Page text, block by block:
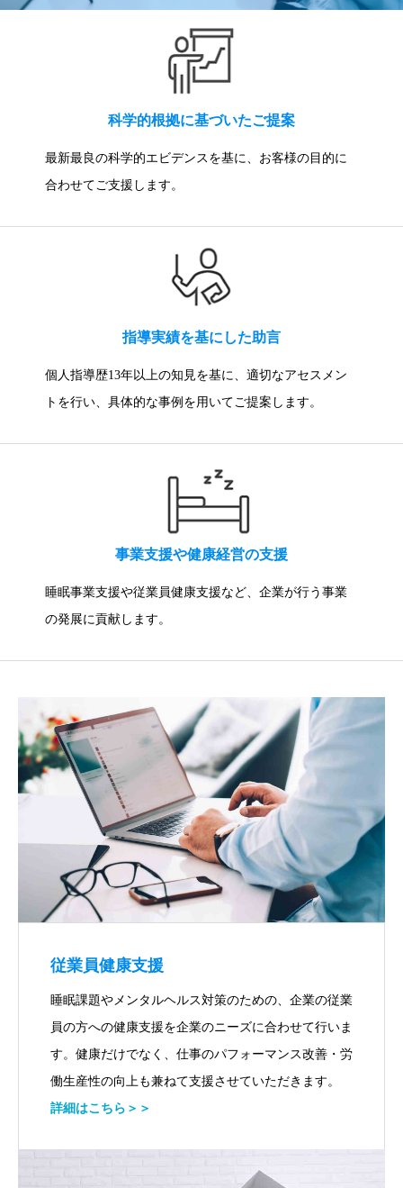
科学的根拠に基づいたご提案
最新最良の科学的エビデンスを基に、お客様の目的に
合わせてご支援します。
指導実績を基にした助言
個人指導歴13年以上の知見を基に、適切なアセスメン
トを行い、具体的な事例を用いてご提案します。
事業支援や健康経営の支援
睡眠事業支援や従業員健康支援など、企業が行う事業
の発展に貢献します。
従業員健康支援
睡眠課題やメンタルヘルス対策のための、企業の従業
員の方への健康支援を企業のニーズに合わせて行いま
す。健康だけでなく、仕事のパフォーマンス改善・労
働生産性の向上も兼ねて支援させていただきます。
詳細はこちら＞＞